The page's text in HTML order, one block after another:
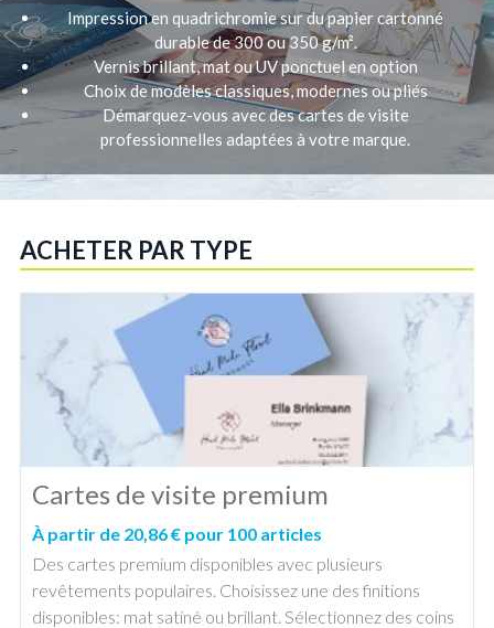
Impression en quadrichromie sur du papier cartonné
durable de 300 ou 350 g/m².
Vernis brillant, mat ou UV ponctuel en option
Choix de modèles classiques, modernes ou pliés
Démarquez-vous avec des cartes de visite
professionnelles adaptées à votre marque.
ACHETER PAR TYPE
Cartes de visite premium
À partir de 20,86 € pour 100 articles
Des cartes premium disponibles avec plusieurs
revêtements populaires. Choisissez une des finitions
disponibles: mat satiné ou brillant. Sélectionnez des coins